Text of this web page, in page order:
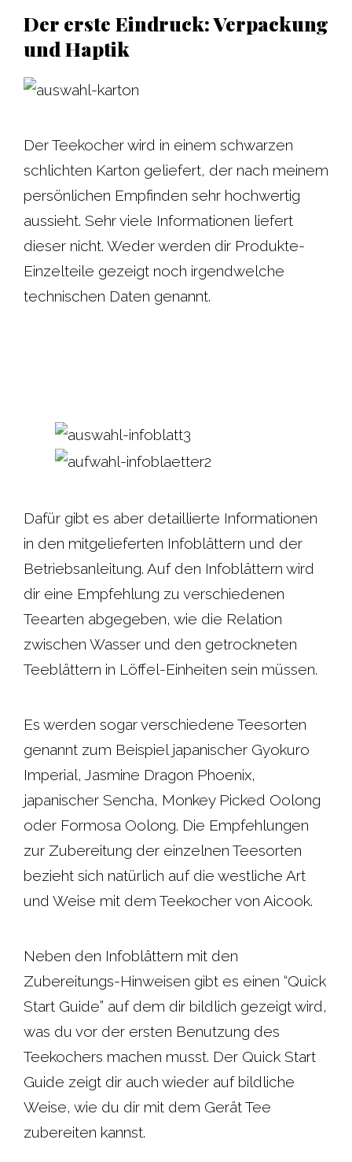
Der erste Eindruck: Verpackung
und Haptik
Der Teekocher wird in einem schwarzen
schlichten Karton geliefert, der nach meinem
persönlichen Empfinden sehr hochwertig
aussieht. Sehr viele Informationen liefert
dieser nicht. Weder werden dir Produkte-
Einzelteile gezeigt noch irgendwelche
technischen Daten genannt.
Dafür gibt es aber detaillierte Informationen
in den mitgelieferten Infoblättern und der
Betriebsanleitung. Auf den Infoblättern wird
dir eine Empfehlung zu verschiedenen
Teearten abgegeben, wie die Relation
zwischen Wasser und den getrockneten
Teeblättern in Löffel-Einheiten sein müssen.
Es werden sogar verschiedene Teesorten
genannt zum Beispiel japanischer Gyokuro
Imperial, Jasmine Dragon Phoenix,
japanischer Sencha, Monkey Picked Oolong
oder Formosa Oolong. Die Empfehlungen
zur Zubereitung der einzelnen Teesorten
bezieht sich natürlich auf die westliche Art
und Weise mit dem Teekocher von Aicook.
Neben den Infoblättern mit den
Zubereitungs-Hinweisen gibt es einen “Quick
Start Guide” auf dem dir bildlich gezeigt wird,
was du vor der ersten Benutzung des
Teekochers machen musst. Der Quick Start
Guide zeigt dir auch wieder auf bildliche
Weise, wie du dir mit dem Gerät Tee
zubereiten kannst.